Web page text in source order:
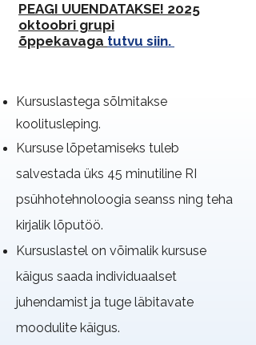
PEAGI UUENDATAKSE! 2025
oktoobri grupi
õppekavaga tutvu siin.
Kursuslastega sõlmitakse
koolitusleping.
Kursuse lõpetamiseks tuleb
salvestada üks 45 minutiline RI
psühhotehnoloogia seanss ning teha
kirjalik lõputöö.
Kursuslastel on võimalik kursuse
käigus saada individuaalset
juhendamist ja tuge läbitavate
moodulite käigus.